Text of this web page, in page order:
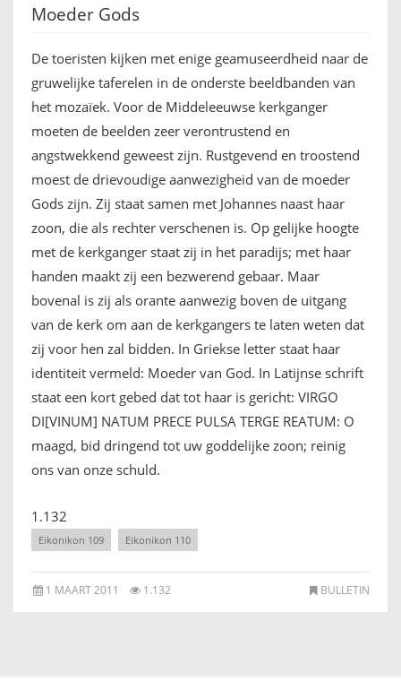
Moeder Gods
De toeristen kijken met enige geamuseerdheid naar de
gruwelijke taferelen in de onderste beeldbanden van
het mozaïek. Voor de Middeleeuwse kerkganger
moeten de beelden zeer verontrustend en
angstwekkend geweest zijn. Rustgevend en troostend
moest de drievoudige aanwezigheid van de moeder
Gods zijn. Zij staat samen met Johannes naast haar
zoon, die als rechter verschenen is. Op gelijke hoogte
met de kerkganger staat zij in het paradijs; met haar
handen maakt zij een bezwerend gebaar. Maar
bovenal is zij als orante aanwezig boven de uitgang
van de kerk om aan de kerkgangers te laten weten dat
zij voor hen zal bidden. In Griekse letter staat haar
identiteit vermeld: Moeder van God. In Latijnse schrift
staat een kort gebed dat tot haar is gericht: VIRGO
DI[VINUM] NATUM PRECE PULSA TERGE REATUM: O
maagd, bid dringend tot uw goddelijke zoon; reinig
ons van onze schuld.
1.132
Eikonikon 109 Eikonikon 110
BULLETIN
1 MAART 2011 1.132